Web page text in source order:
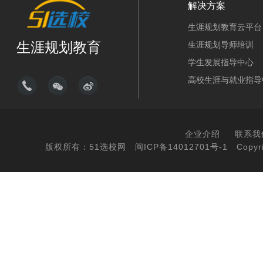
生涯规划教育
解决方案
生涯规划教育云平台
生涯规划导师培训
学生发展指导中心
高校生涯与就业指
企业介绍
联系我
版权所有：51选校网
闽ICP备14012701号-1